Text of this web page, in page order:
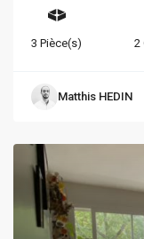
3 Pièce(s) 2
Matthis HEDIN